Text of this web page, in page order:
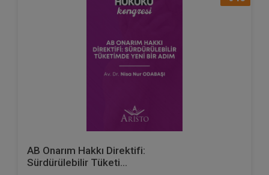
AB Onarım Hakkı Direktifi:
Sürdürülebilir Tüketi...